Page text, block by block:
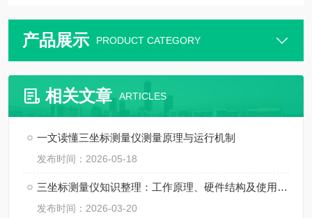
产品展示 PRODUCT CATEGORY
相关文章 ARTICLES
一文读懂三坐标测量仪测量原理与运行机制
发布时间：2026-05-18
三坐标测量仪知识整理：工作原理、硬件结构及使用规范
发布时间：2026-03-20